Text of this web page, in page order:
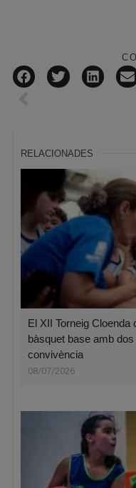
RELACIONADES
El XII Torneig
bàsquet base amb
convivència
08/07/2026